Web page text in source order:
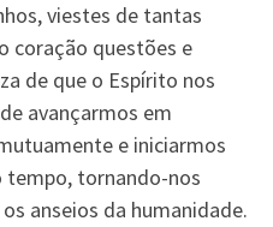
viestes de tantas
coração questões e
de que o Espírito nos
avançarmos em
e iniciarmos
tempo, tornando-nos
anseios da humanidade.